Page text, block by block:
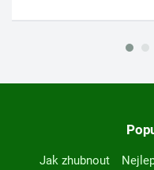
Jak zhubnout